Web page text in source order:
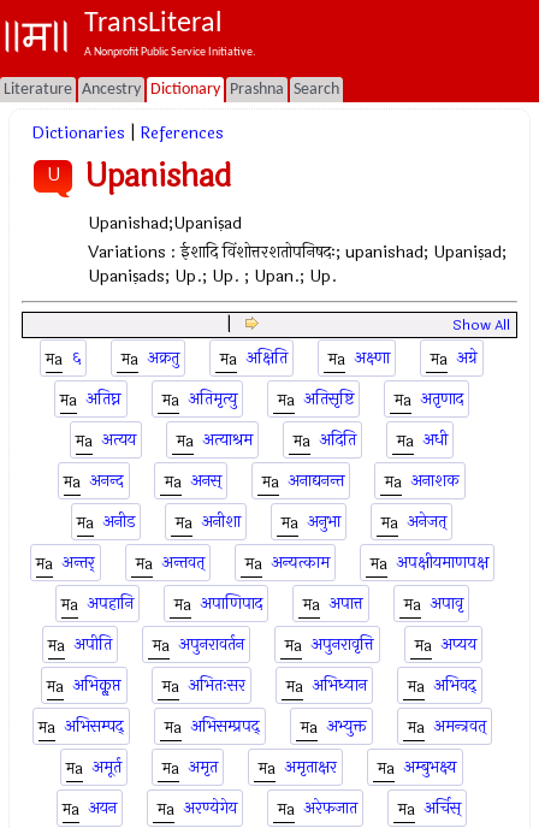
TransLiteral
A Nonprofit Public Service Initiative.
Literature Ancestry Dictionary Prashna Search
Dictionaries References
U Upanishad
Upanishad;Upaniṣad
Variations :ईशादि विंशोत्तरशतोपनिषदः; upanishad; Upaniṣad;
Upaniṣads; Up.; Up. ; Upan.; Up.
Show All
६ अक्रतु अक्षिति अक्ष्णा
अग्रे
अतिघ्न
अतिमृत्यु अतिसृष्टि
अतृणाद
अत्यय
अत्याश्रम अदिति
अधी
अनन्द
अनस् अनाद्यनन्त
अनाशक
अनीड
अनीशा अनुभा
अनेजत्
अन्तर्
अन्तवत् अन्यत्काम
अपक्षीयमाणपक्ष
अपहानि
अपाणिपाद अपात्त
अपावृ
अपीति
अपुनरावर्तन अपुनरावृत्ति
अप्यय
अभिकॢप्त
अभितःसर अभिध्यान
अभिवद्
अभिसम्पद्
अभिसम्प्रपद् अभ्युक्त
अमन्त्रवत्
अमूर्त
अमृत अमृताक्षर
अम्बुभक्ष्य
अयन
अरण्येगेय अरेफजात
अर्चिस्